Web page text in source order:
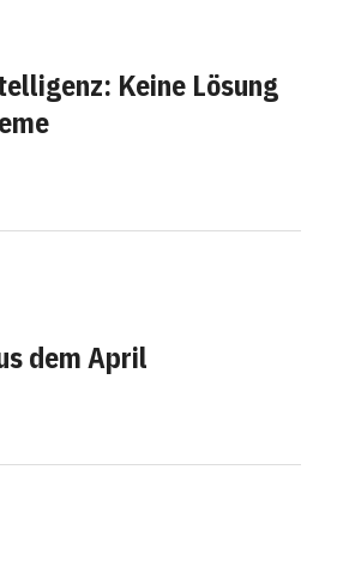
Keine Lösung
dem April